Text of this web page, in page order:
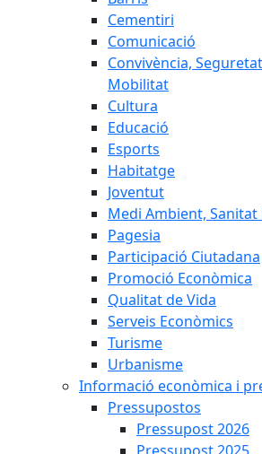
Cementiri
Comunicació
Convivència,
Mobilitat
Cultura
Educació
Esports
Habitatge
Joventut
Medi Ambient, Sanitat
Pagesia
Participació Ciutadana
Promoció Econòmica
Qualitat de Vida
Serveis Econòmics
Turisme
Urbanisme
Informació econòmica i
Pressupostos
Pressupost 2026